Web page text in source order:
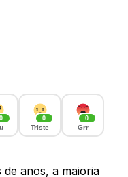
0 0
Triste
0
Grr
anos, a maioria